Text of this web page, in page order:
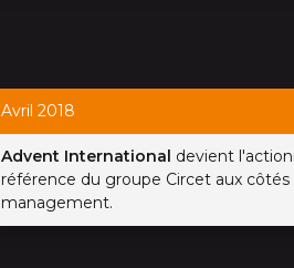
Avril 2018
Advent International devient
référence du groupe Circet aux côtés
management.